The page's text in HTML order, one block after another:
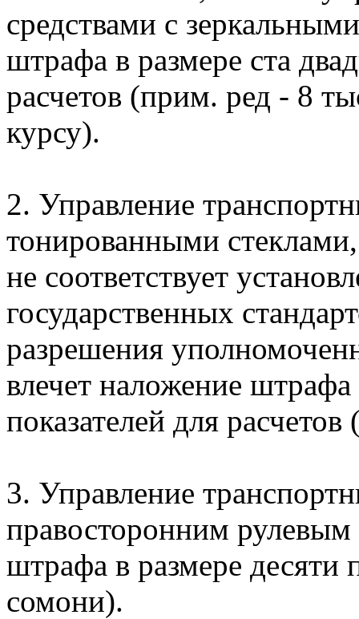
средствами с
штрафа в размере ста
расчетов (прим. ред - 8
курсу).
2. Управление
тонированными
не соответствует
государственных
разрешения
влечет наложение штрафа
показателей для
3. Управление
правосторонним рулевым
штрафа в размере десяти
сомони).